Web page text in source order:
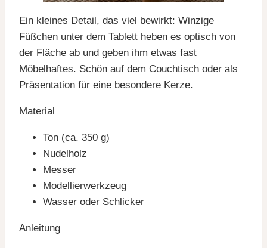
Ein kleines Detail, das viel bewirkt: Winzige
Füßchen unter dem Tablett heben es optisch von
der Fläche ab und geben ihm etwas fast
Möbelhaftes. Schön auf dem Couchtisch oder als
Präsentation für eine besondere Kerze.
Material
Ton (ca. 350 g)
Nudelholz
Messer
Modellierwerkzeug
Wasser oder Schlicker
Anleitung